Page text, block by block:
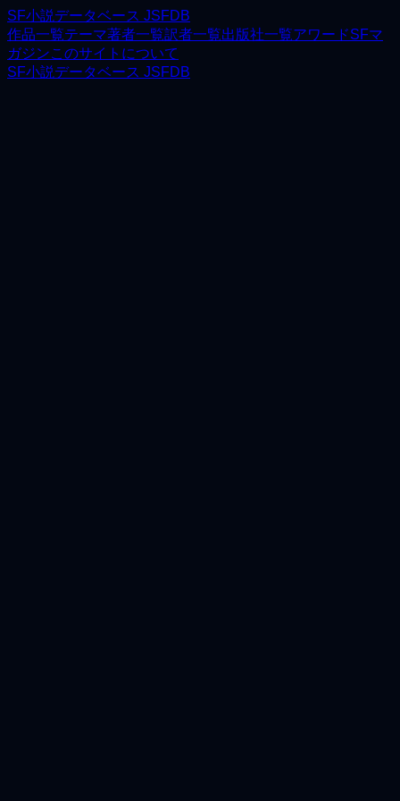
SF小説データベース JSFDB
作品一覧テーマ著者一覧訳者一覧出版社一覧アワードSFマ
ガジンこのサイトについて
SF小説データベース JSFDB